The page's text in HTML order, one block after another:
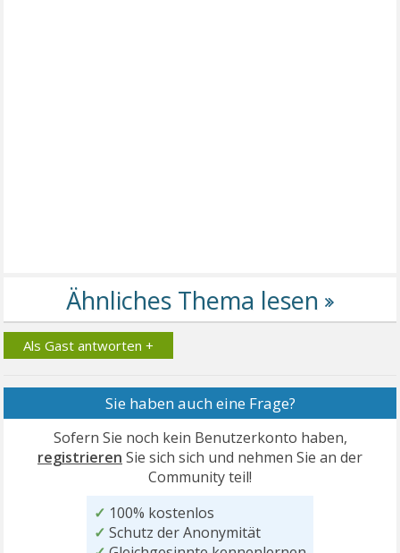
Als Gast antworten +
Sie haben auch eine Frage?
Sofern Sie noch kein Benutzerkonto haben,
registrieren Sie sich sich und nehmen Sie an der
Community teil!
✓ 100% kostenlos
✓ Schutz der Anonymität